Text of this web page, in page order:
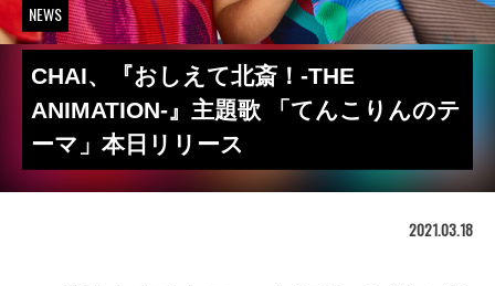
NEWS
CHAI、『おしえて北斎！-THE
ANIMATION-』主題歌 「てんこりんのテ
ーマ」本日リリース
2021.03.18